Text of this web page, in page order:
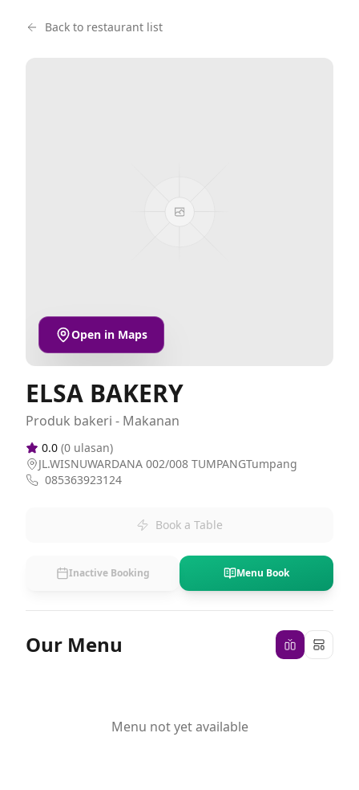
Back to restaurant list
Open in Maps
ELSA BAKERY
Produk bakeri - Makanan
0.0 (0 ulasan)
JL.WISNUWARDANA 002/008 TUMPANGTumpang
085363923124
Book a Table
Inactive Booking Menu Book
Our Menu
Menu not yet available